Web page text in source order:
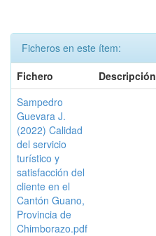
Ficheros en este ítem:
Fichero
Descripción
Sampedro
Guevara J.
(2022) Calidad
del servicio
turístico y
satisfacción del
cliente en el
Cantón Guano,
Provincia de
Chimborazo.pdf